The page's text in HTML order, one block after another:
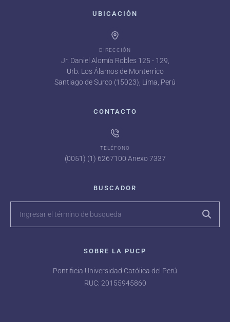
UBICACIÓN
DIRECCIÓN
Jr. Daniel Alomía Robles 125 - 129,
Urb. Los Álamos de Monterrico
Santiago de Surco (15023), Lima, Perú
CONTACTO
TELÉFONO
(0051) (1) 6267100 Anexo 7337
BUSCADOR
SOBRE LA PUCP
Pontificia Universidad Católica del Perú
RUC: 20155945860